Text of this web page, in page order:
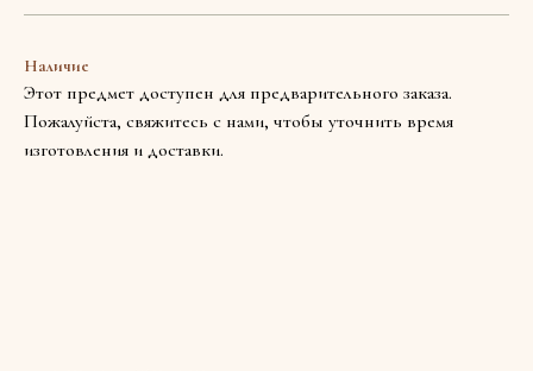
Наличие
Этот предмет доступен для предварительного заказа.
Пожалуйста, свяжитесь с нами, чтобы уточнить время
изготовления и доставки.